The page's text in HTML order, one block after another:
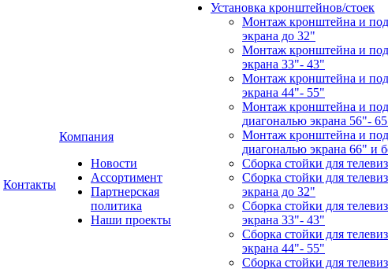
Контакты
Компания
Новости
Ассортимент
Партнерская
политика
Наши проекты
Установка кронштейнов/стоек
Монтаж кронштейна и
экрана до 32"
Монтаж кронштейна и
экрана 33"- 43"
Монтаж кронштейна и
экрана 44"- 55"
Монтаж кронштейна и
диагональю экрана 56"-
Монтаж кронштейна и
диагональю экрана 66" и
Сборка стойки для
Сборка стойки для
экрана до 32"
Сборка стойки для
экрана 33"- 43"
Сборка стойки для
экрана 44"- 55"
Сборка стойки для